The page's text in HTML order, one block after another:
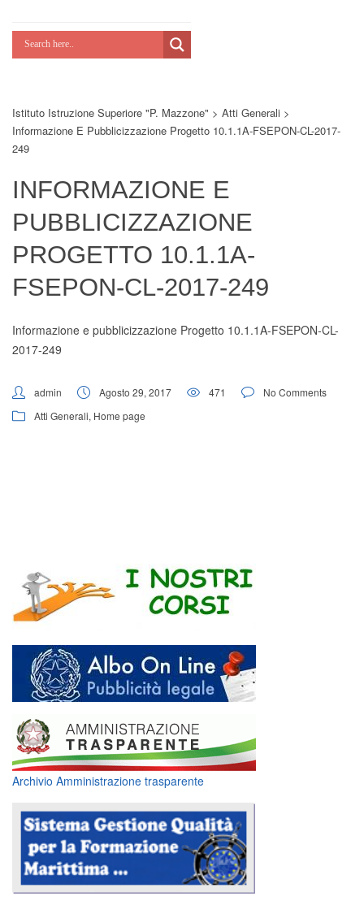
Lab Green
Potenziamoci
Istituto Istruzione Superiore "P. Mazzone" > Atti Generali >
Informazione E Pubblicizzazione Progetto 10.1.1A-FSEPON-CL-2017-
249
INFORMAZIONE E
PUBBLICIZZAZIONE
PROGETTO 10.1.1A-
FSEPON-CL-2017-249
Informazione e pubblicizzazione Progetto 10.1.1A-FSEPON-CL-
2017-249
admin Agosto 29, 2017 471
No Comments
Atti Generali, Home page
Archivio Amministrazione trasparente